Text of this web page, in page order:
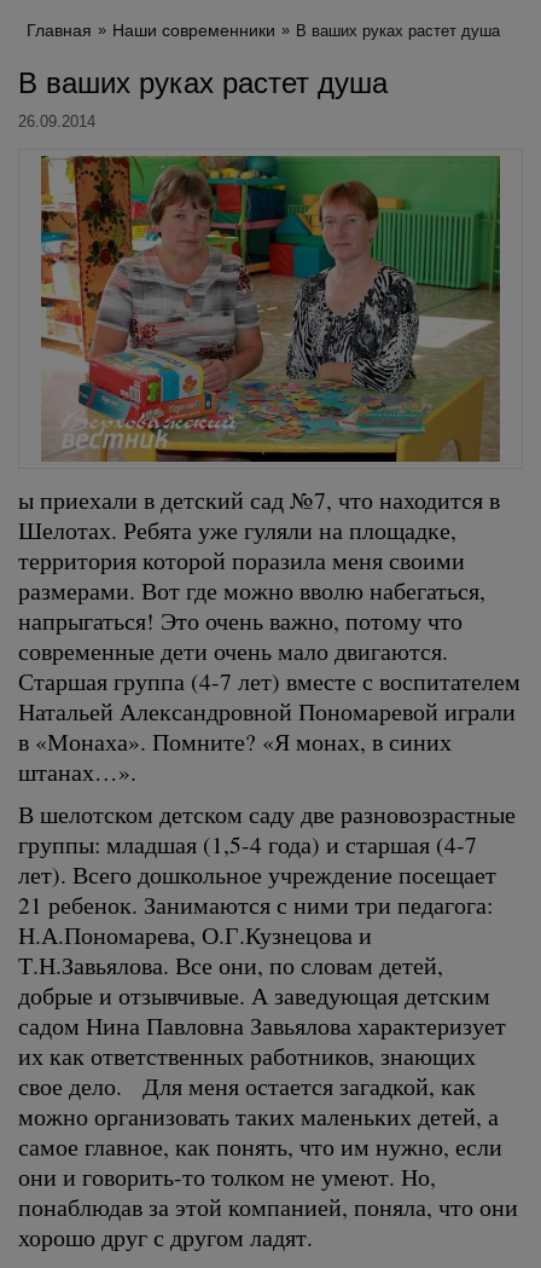
Главная Наши современники В ваших руках растет душа
В ваших руках растет душа
26.09.2014
ы приехали в детский сад №7, что находится в
Шелотах. Ребята уже гуляли на площадке,
территория которой поразила меня своими
размерами. Вот где можно вволю набегаться,
напрыгаться! Это очень важно, потому что
современные дети очень мало двигаются.
Старшая группа (4-7 лет) вместе с воспитателем
Натальей Александровной Пономаревой играли
в «Монаха». Помните? «Я монах, в синих
штанах…».
В шелотском детском саду две разновозрастные
группы: младшая (1,5-4 года) и старшая (4-7
лет). Всего дошкольное учреждение посещает
21 ребенок. Занимаются с ними три педагога:
Н.А.Пономарева, О.Г.Кузнецова и
Т.Н.Завьялова. Все они, по словам детей,
добрые и отзывчивые. А заведующая детским
садом Нина Павловна Завьялова характеризует
их как ответственных работников, знающих
свое дело. Для меня остается загадкой, как
можно организовать таких маленьких детей, а
самое главное, как понять, что им нужно, если
они и говорить-то толком не умеют. Но,
понаблюдав за этой компанией, поняла, что они
хорошо друг с другом ладят.